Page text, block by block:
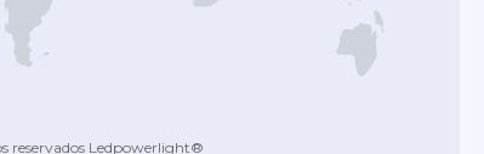
reservados Ledpowerlight®